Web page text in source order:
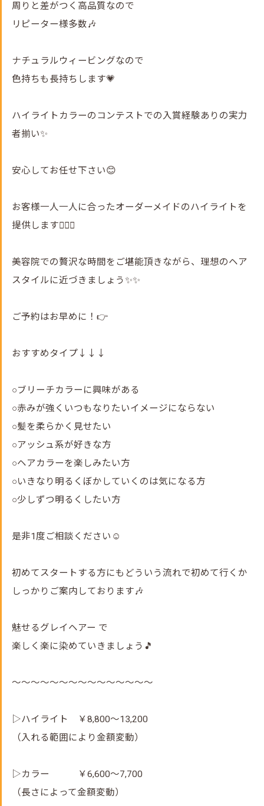
周りと差がつく高品質なので
リピーター様多数🎶
ナチュラルウィービングなので
色持ちも長持ちします💗
ハイライトカラーのコンテストでの入賞経験ありの実力
者揃い✨
安心してお任せ下さい😊
お客様一人一人に合ったオーダーメイドのハイライトを
提供します💇‍♀️✨
美容院での贅沢な時間をご堪能頂きながら、理想のヘア
スタイルに近づきましょう✨✨
ご予約はお早めに！👉
おすすめタイプ↓↓↓
○ブリーチカラーに興味がある
○赤みが強くいつもなりたいイメージにならない
○髪を柔らかく見せたい
○アッシュ系が好きな方
○ヘアカラーを楽しみたい方
○いきなり明るくぼかしていくのは気になる方
○少しずつ明るくしたい方
是非1度ご相談ください☺️
初めてスタートする方にもどういう流れで初めて行くか
しっかりご案内しております🎶
魅せるグレイヘアー で
楽しく楽に染めていきましょう🎵
～～～～～～～～～～～～～～～
▷ハイライト ￥8,800～13,200
（入れる範囲により金額変動）
▷カラー ￥6,600～7,700
（長さによって金額変動）